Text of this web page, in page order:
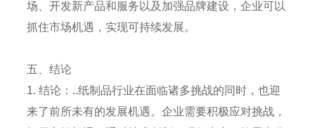
场、开发新产品和服务以及加强品牌建设，企业可以
抓住市场机遇，实现可持续发展。
五、结论
1. 结论：..纸制品行业在面临诸多挑战的同时，也迎
来了前所未有的发展机遇。企业需要积极应对挑战，